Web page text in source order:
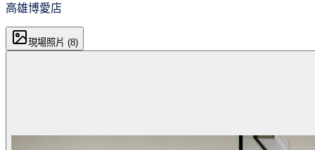
高雄博愛店
現場照片 (8)